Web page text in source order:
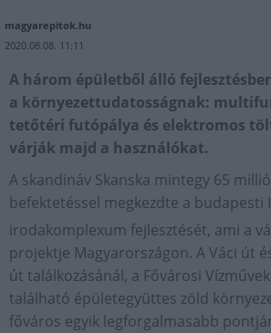
magyarepitok.hu
2020.08.08. 11:11
A három épületből álló
a környezettudatosságnak:
tetőtéri futópálya és elektromos
várják majd a használókat.
A skandináv Skanska mintegy 65
befektetéssel megkezdte a budapesti
irodakomplexum fejlesztését, ami a
projektje Magyarországon. A Váci út
út találkozásánál, a Fővárosi
található épületegyüttes zöld
főváros egyik legforgalmasabb